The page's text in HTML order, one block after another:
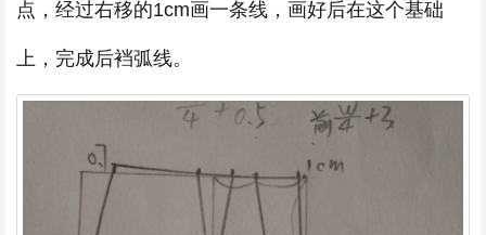
点，经过右移的1cm画一条线，画好后在这个基础
上，完成后裆弧线。